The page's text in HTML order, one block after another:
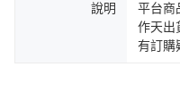
說明
平台商
作天出
有訂購